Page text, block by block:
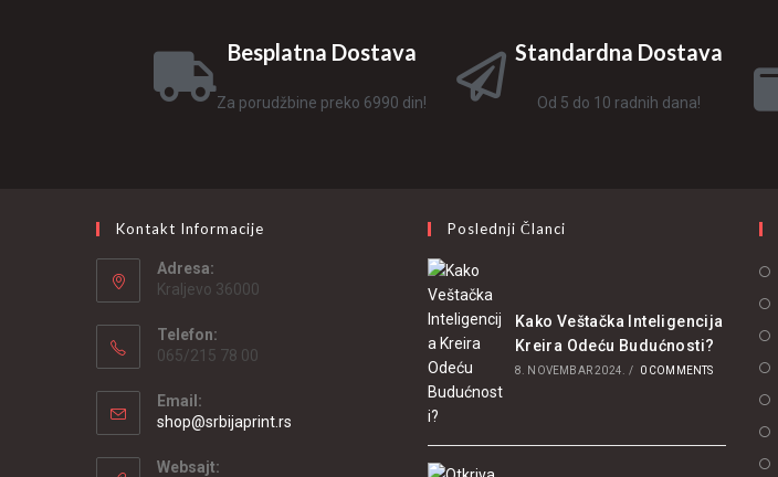
Besplatna Dostava
Za porudžbine preko 6990 din!
Standardna Dostava
Od 5 do 10 radnih dana!
Kontakt Informacije
Adresa:
Kraljevo 36000
Telefon:
065/215 78 00
Email:
shop@srbijaprint.rs
Websajt:
Poslednji Članci
Kako Veštačka Inteligencija
Kreira Odeću Budućnosti?
8. NOVEMBAR 2024. / 0 COMMENTS